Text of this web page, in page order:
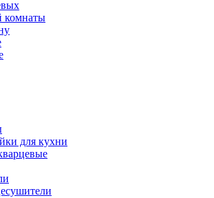
комнаты
для кухни